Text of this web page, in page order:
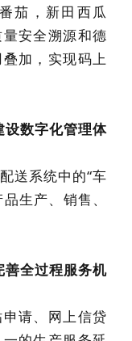
茄，新田西瓜
安全溯源和德
加，实现码上
数字化管理体
送系统中的“车
生产、销售、
全过程服务机
请、网上信贷